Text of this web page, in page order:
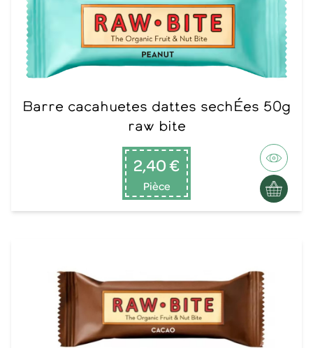
Barre cacahuetes dattes sechÉes 50g
raw bite
2,40 €
Pièce